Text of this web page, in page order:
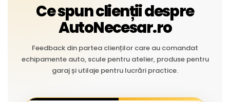
Ce spun clienții despre
AutoNecesar.ro
Feedback din partea clienților care au comandat
echipamente auto, scule pentru atelier, produse pentru
garaj și utilaje pentru lucrări practice.